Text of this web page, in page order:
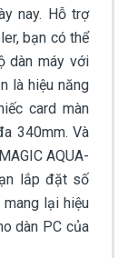
nay. Hỗ trợ
bạn có thể
dàn máy với
là hiệu năng
card màn
340mm. Và
AQUA-
lắp đặt số
lại hiệu
dàn PC của